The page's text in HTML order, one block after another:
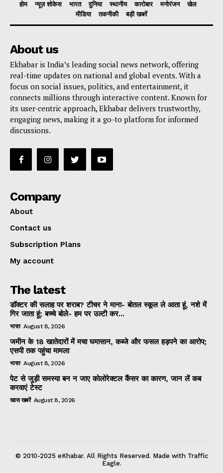
होम न्यूज़ शोकेस भारत दुनिया स्थानीय कारोबार मनोरंजन
खेल
मीडिया
तकनीकी बड़ी खबरें
About us
Ekhabar is India’s leading social news network, offering
real-time updates on national and global events. With a
focus on social issues, politics, and entertainment, it
connects millions through interactive content. Known for
its user-centric approach, Ekhabar delivers trustworthy,
engaging news, making it a go-to platform for informed
discussions.
Company
About
Contact us
Subscription Plans
My account
The latest
डॉक्टर की सलाह पर शराब? टीचर ने माना- बोतल स्कूल ले आता हूं, नशे में
गिर जाता हूं; बच्चे बोले- हम पर उल्टी कर...
भारत August 8, 2026
जमीन के 18 खातेदारों में मचा घमासान, कब्जे और फसल हड़पने का आरोप;
एसपी तक पहुंचा मामला
भारत August 8, 2026
पेट से जुड़ी समस्या बन न जाए कोलोरेक्टल कैंसर का कारण, जान लें कब
करवाएं टेस्ट
खास खबरें August 8, 2026
© 2010-2025 eKhabar. All Rights Reserved. Made with Traffic
Eagle.